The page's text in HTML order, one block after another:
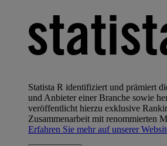
Statista R identifiziert und prämiert
und Anbieter einer Branche sowie
veröffentlicht hierzu exklusive
Zusammenarbeit mit renommierten
Erfahren Sie mehr auf unserer